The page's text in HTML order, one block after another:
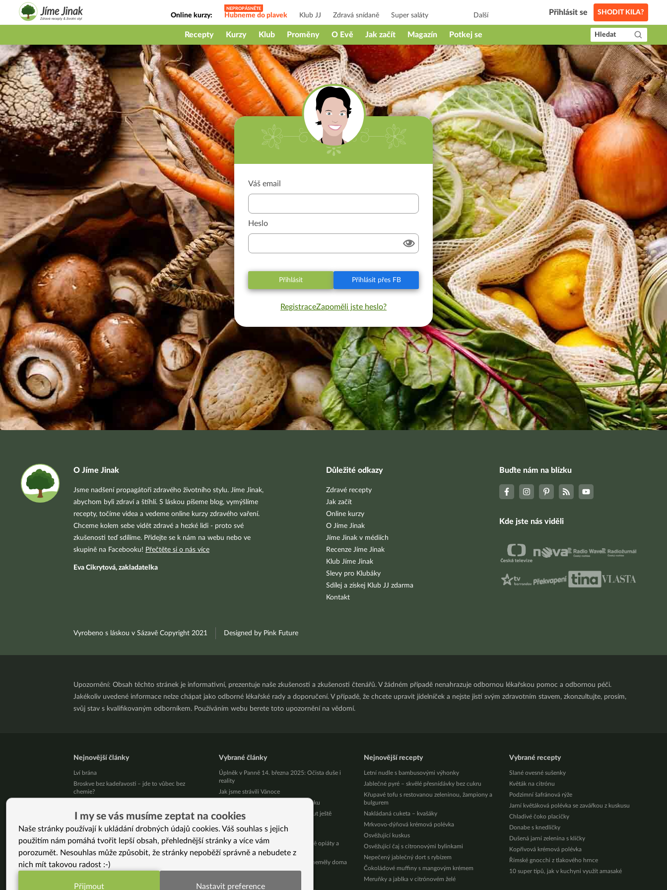
Online kurzy: Hubneme do plavek Klub JJ Zdravá snídaně Super saláty
Jak na babičky
Další Přihlásit se SHODIT KILA?
Recepty Kurzy Klub Proměny O Evě Jak začít Magazín Potkej se Hledat
Váš email
Heslo
Přihlásit Přihlásit přes FB
RegistraceZapoměli jste heslo?
O Jíme Jinak
Jsme nadšení propagátoři zdravého životního stylu. Jíme Jinak,
abychom byli zdraví a štíhlí. S láskou píšeme blog, vymýšlíme
recepty, točíme videa a vedeme online kurzy zdravého vaření.
Chceme kolem sebe vidět zdravé a hezké lidi - proto své
zkušenosti teď sdílíme. Přidejte se k nám na webu nebo ve
skupině na Facebooku! Přečtěte si o nás více
Eva Cikrytová, zakladatelka
Důležité odkazy
Zdravé recepty
Jak začít
Online kurzy
O Jíme Jinak
Jíme Jinak v médiích
Recenze Jíme Jinak
Klub Jíme Jinak
Slevy pro Klubáky
Sdílej a získej Klub JJ zdarma
Kontakt
Buďte nám na blízku
Kde jste nás viděli
Vyrobeno s láskou v Sázavě Copyright 2021 Designed by Pink Future
Upozornění: Obsah těchto stránek je informativní, prezentuje naše zkušenosti a zkušenosti čtenářů. V žádném případě nenahrazuje odbornou lékařskou pomoc a odbornou péči.
Jakékoliv uvedené informace nelze chápat jako odborné lékařské rady a doporučení. V případě, že chcete upravit jídelníček a nejste jistí svým zdravotním stavem, zkonzultujte, prosím,
svůj stav s kvalifikovaným odborníkem. Používáním webu berete toto upozornění na vědomí.
Nejnovější články
Lví brána
Broskve bez kadeřavosti – jde to vůbec bez
chemie?
let bez jediného důkazu
Léky mi snížili na minimum a štítná žláza se
zlepšila (Martina, 41 let)
Živý kurz vaření v Brně 25. 8. 2026
Přestaňte bojovat samy se sebou
10 tipů, jak zpracovat letní jablíčka
Už vás unavuje, že někdo pořád řeší, jak byste
Vybrané články
Úplněk v Panně 14. března 2025: Očista duše i
reality
Jak jsme strávili Vánoce
Jak Monika přehodila v životě výhybku
Do plavek už to nebude, ale zhubnout ještě
stihnete
Častý průjem a jak se jej zbavit
Vědci jsou v šoku: krevety mají v sobě opiáty a
kokain
10 esenciálních olejů, které by vám neměly doma
chybět
Nejnovější recepty
Letní nudle s bambusovými výhonky
Jablečné pyré – skvělé přesnídávky bez cukru
Křupavé tofu s restovanou zeleninou, žampiony a
bulgurem
Nakládaná cuketa – kvašáky
Mrkvovo-dýňová krémová polévka
Osvěžující kuskus
Osvěžující čaj s citronovými bylinkami
Nepečený jablečný dort s rybízem
Čokoládové muffiny s mangovým krémem
Meruňky a jablka v citrónovém želé
Vybrané recepty
Slané ovesné sušenky
Květák na citrónu
Podzimní šafránová rýže
Jarní květáková polévka se zavářkou z kuskusu
Chladivé čoko placičky
Donabe s knedlíčky
Dušená jarní zelenina s klíčky
Kopřivová krémová polévka
Římské gnocchi z tlakového hrnce
10 super tipů, jak v kuchyni využít amasaké
I my se vás musíme zeptat na cookies
Naše stránky používají k ukládání drobných údajů cookies. Váš souhlas s jejich
použitím nám pomáhá tvořit lepší obsah, přehlednější stránky a více vám
porozumět. Nesouhlas může způsobit, že stránky nepoběží správně a nebudete z
nich mít takovou radost :-)
Přijmout Nastavit preference